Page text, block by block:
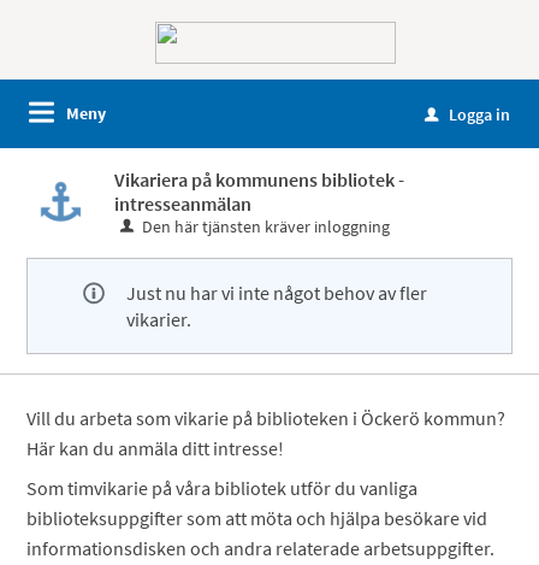
Meny u Logga in
Vikariera på kommunens bibliotek -
intresseanmälan
Den här tjänsten kräver inloggning
Just nu har vi inte något behov av fler
vikarier.
Vill du arbeta som vikarie på biblioteken i Öckerö kommun?
Här kan du anmäla ditt intresse!
Som timvikarie på våra bibliotek utför du vanliga
biblioteksuppgifter som att möta och hjälpa besökare vid
informationsdisken och andra relaterade arbetsuppgifter.